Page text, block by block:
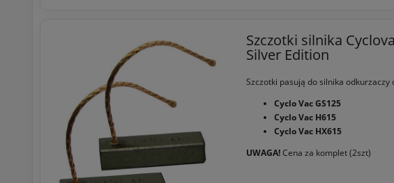
Szczotki silnika
Silver Edition
Szczotki pasują do silnika odkurzaczy
Cyclo Vac GS125
Cyclo Vac H615
Cyclo Vac HX615
UWAGA!Cena za komplet (2szt)